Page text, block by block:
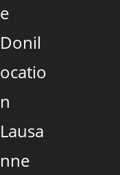
e
Donil
ocatio
n
Lausa
nne